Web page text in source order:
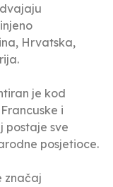
Hrvatska,
je kod
i
postaje sve
posjetioce.
značaj